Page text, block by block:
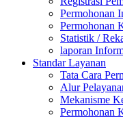
Permohonan
Permohonan
Statistik /
laporan
Standar Layanan
Tata Cara
Alur
Mekanisme
Permohonan